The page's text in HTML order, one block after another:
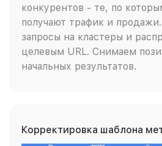
конкурентов - те, по
получают трафик и
запросы на кластеры и
целевым URL. Снимаем
начальных результатов.
Корректировка шаблона